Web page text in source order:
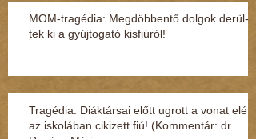
MOM-tragédia: Megdöbbentő dol­gok de­rül­
tek ki a gyúj­to­gató kisfi­ú­ról!
Tragédia: Diáktársai előtt ugrott a vonat elé
az iskolában cikizett fiú! (Kommentár: dr.